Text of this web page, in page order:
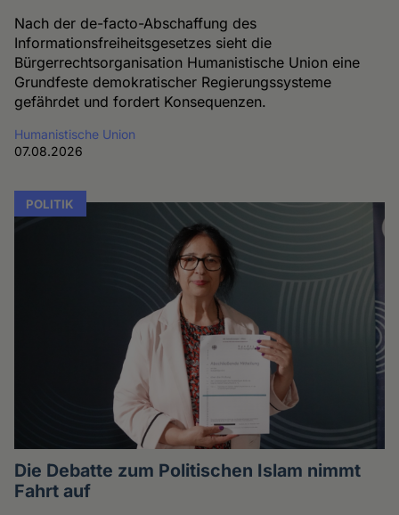
Nach der de-facto-Abschaffung des
Informationsfreiheitsgesetzes sieht die
Bürgerrechtsorganisation Humanistische Union eine
Grundfeste demokratischer Regierungssysteme
gefährdet und fordert Konsequenzen.
Humanistische Union
07.08.2026
POLITIK
Die Debatte zum Politischen Islam nimmt
Fahrt auf